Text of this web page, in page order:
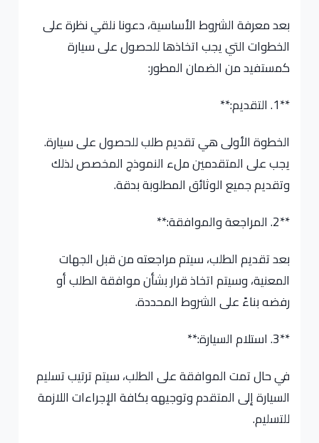
بعد معرفة الشروط الأساسية، دعونا نلقي نظرة على
الخطوات التي يجب اتخاذها للحصول على سيارة
كمستفيد من الضمان المطور:
**1. التقديم:**
الخطوة الأولى هي تقديم طلب للحصول على سيارة.
يجب على المتقدمين ملء النموذج المخصص لذلك
وتقديم جميع الوثائق المطلوبة بدقة.
**2. المراجعة والموافقة:**
بعد تقديم الطلب، سيتم مراجعته من قبل الجهات
المعنية، وسيتم اتخاذ قرار بشأن موافقة الطلب أو
رفضه بناءً على الشروط المحددة.
**3. استلام السيارة:**
في حال تمت الموافقة على الطلب، سيتم ترتيب تسليم
السيارة إلى المتقدم وتوجيهه بكافة الإجراءات اللازمة
للتسليم.